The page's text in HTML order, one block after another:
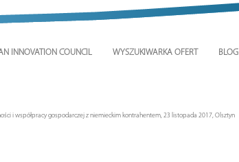
INNOVATION COUNCIL WYSZUKIWARKA OFERT BLOG
i współpracy gospodarczej z niemieckim kontrahentem, 23 listopada 2017, Olsztyn